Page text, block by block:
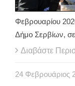
Φεβρουαρίου
Δήμο Σερβίων,
Διαβάστε
24 Φεβρουάριος